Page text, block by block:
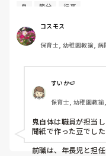
また、来る場合は豆
鬼 節分 行事
コスモス
保育士, 幼稚園教諭, 病
すいか🍉
保育士, 幼稚園教
鬼自体は職員が担当
聞紙で作った豆でした
前職は、年長児と担